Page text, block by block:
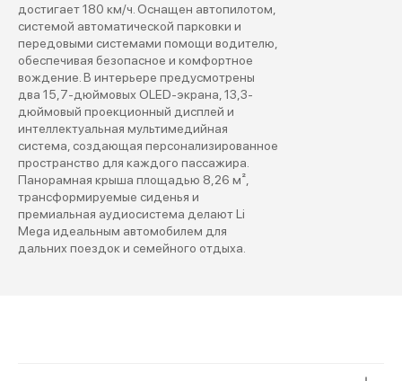
достигает 180 км/ч. Оснащен автопилотом,
системой автоматической парковки и
передовыми системами помощи водителю,
обеспечивая безопасное и комфортное
вождение. В интерьере предусмотрены
два 15,7-дюймовых OLED-экрана, 13,3-
дюймовый проекционный дисплей и
интеллектуальная мультимедийная
система, создающая персонализированное
пространство для каждого пассажира.
Панорамная крыша площадью 8,26 м²,
трансформируемые сиденья и
премиальная аудиосистема делают Li
Mega идеальным автомобилем для
дальних поездок и семейного отдыха.
Первоначальный взнос
500 000 ₽
LiXiang Mega
от 9 559 000 ₽